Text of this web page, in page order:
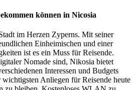
können in Nicosia
im Herzen Zyperns. Mit seiner
Einheimischen und einer
ist es ein Muss für Reisende.
Nomade sind, Nikosia bietet
Interessen und Budgets
Anliegen für Reisende heute